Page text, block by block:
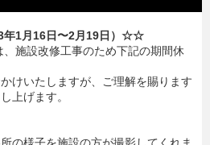
1月16日〜2月19日）☆☆
施設改修工事のため下記の期間休
けいたしますが、ご理解を賜ります
上げます。